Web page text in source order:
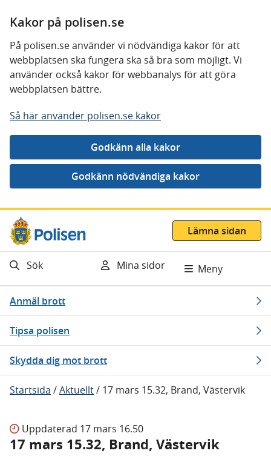
Kakor på polisen.se
På polisen.se använder vi nödvändiga kakor för att
webbplatsen ska fungera ska så bra som möjligt. Vi
använder också kakor för webbanalys för att göra
webbplatsen bättre.
Så här använder polisen.se kakor
Gå direkt till innehåll
Lämna sidan
Sök Mina sidor Meny
Anmäl brott
Tipsa polisen
Skydda dig mot brott
Startsida /Aktuellt/ 17 mars 15.32, Brand, Västervik
Uppdaterad 17 mars 16.50
17 mars 15.32, Brand, Västervik